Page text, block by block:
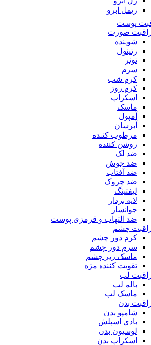
ریمل ابرو
پوست
صورت
شوینده
رتینول
تونر
سرم
کرم شب
کرم روز
اسکراپ
ماسک
آمپول
آبرسان
مرطوب کننده
روشن کننده
ضد لک
ضد جوش
ضد آفتاب
ضد چروک
لیفتینگ
لایه بردار
جوانساز
ضد التهاب و قرمزی پوست
چشم
کرم دور چشم
سرم دور چشم
ماسک زیر چشم
تقویت کننده مژه
لب
بالم لب
ماسک لب
بدن
شامپو بدن
بادی اسپلش
لوسیون بدن
اسکراپ بدن